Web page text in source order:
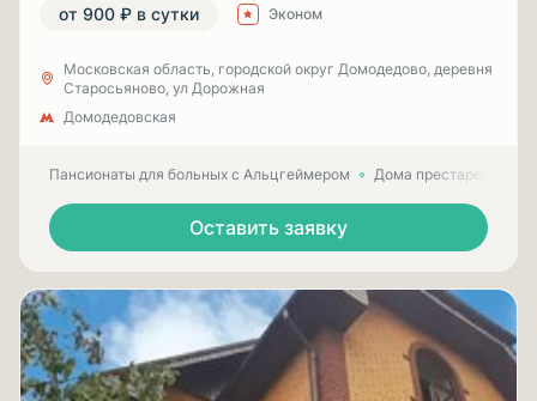
от 900 ₽ в сутки Эконом
Московская область, городской округ Домодедово, деревня
Старосьяново, ул Дорожная
Домодедовская
Пансионаты для больных с Альцгеймером Дома престарелых
Оставить заявку